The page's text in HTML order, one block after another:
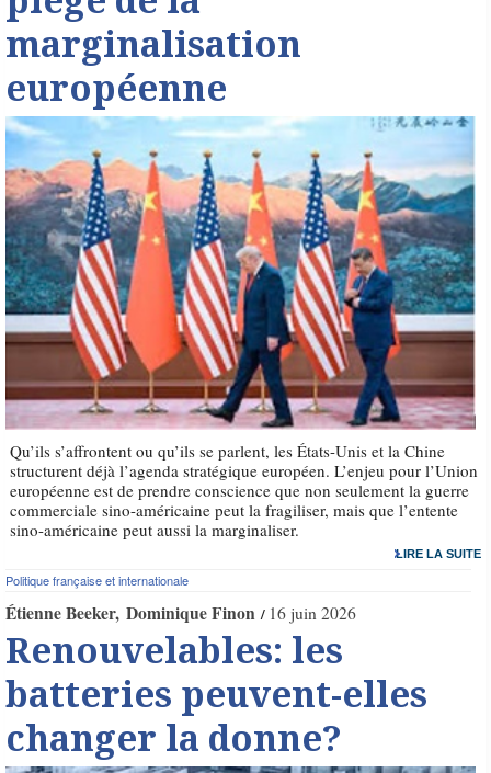
marginalisation
européenne
Qu’ils s’affrontent ou qu’ils se parlent, les États-Unis et la Chine
structurent déjà l’agenda stratégique européen. L’enjeu pour l’Union
européenne est de prendre conscience que non seulement la guerre
commerciale sino-américaine peut la fragiliser, mais que l’entente
sino-américaine peut aussi la marginaliser.
LIRE LA SUITE
Politique française et internationale
Étienne Beeker Dominique Finon 16 juin 2026
Renouvelables: les
batteries peuvent-elles
changer la donne?